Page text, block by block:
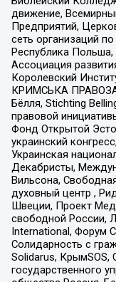
движение,
Предприятий,
сеть организаций
Республика
Ассоциация
Королевский
КРИМСЬКА
Бёлля, Stichting
правовой
Фонд Открытой
украинский
Украинская
Декабристы,
Вильсона,
духовный центр ,
Швеции, Проект
свободной России,
International, Форум
Солидарность с
Solidarus, КрымSOS,
государственного